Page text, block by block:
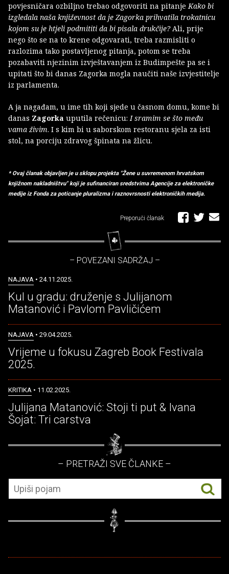
povjesničara ozbiljno trebao odgovoriti na pitanje Kako bi
izgledala naša književnost da je Zagorka prihvatila trokatnicu
kojom su je htjeli podmititi da bi pisala drukčije?Ali, prije
nego što se na to krene odgovarati, treba razmisliti o
razlozima tako postavljenog pitanja, potom se treba
pozabaviti njezinim izvještavanjem iz Budimpešte pa se i
upitati što bi danas Zagorka mogla naučiti naše izvjestitelje
iz parlamenta.
A ja nagađam, u ime tih koji sjede u časnom domu, kome bi
danas Zagorka uputila rečenicu: I sramim se što među
vama živim. I s kim bi u saborskom restoranu sjela za isti
stol, na porciju zdravog špinata na žlicu.
* Ovaj članak objavljen je u sklopu projekta "Žene u suvremenom hrvatskom
knjižnom nakladništvu" koji je sufinanciran sredstvima Agencije za elektroničke
medije iz Fonda za poticanje pluralizma i raznovrsnosti elektroničkih medija.
Preporuči članak
– POVEZANI SADRŽAJ –
NAJAVA • 24.11.2025.
Kul u gradu: druženje s Julijanom
Matanović i Pavlom Pavličićem
NAJAVA • 29.04.2025.
Vrijeme u fokusu Zagreb Book Festivala
2025.
KRITIKA • 11.02.2025.
Julijana Matanović: Stoji ti put & Ivana
Šojat: Tri carstva
– PRETRAŽI SVE ČLANKE –